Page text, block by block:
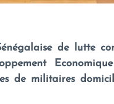
de lutte
de militaires